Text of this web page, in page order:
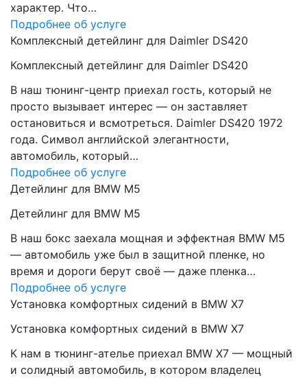
характер. Что…
Подробнее об услуге
Комплексный детейлинг для Daimler DS420
Комплексный детейлинг для Daimler DS420
В наш тюнинг-центр приехал гость, который не
просто вызывает интерес — он заставляет
остановиться и всмотреться. Daimler DS420 1972
года. Символ английской элегантности,
автомобиль, который…
Подробнее об услуге
Детейлинг для BMW M5
Детейлинг для BMW M5
В наш бокс заехала мощная и эффектная BMW M5
— автомобиль уже был в защитной пленке, но
время и дороги берут своё — даже пленка…
Подробнее об услуге
Установка комфортных сидений в BMW X7
Установка комфортных сидений в BMW X7
К нам в тюнинг-ателье приехал BMW X7 — мощный
и солидный автомобиль, в котором владелец